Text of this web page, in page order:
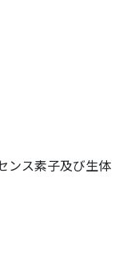
ンス素子及び生体